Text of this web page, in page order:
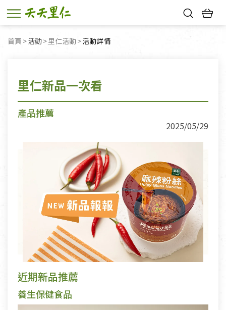
首頁 活動 里仁活動 目前頁面：
活動詳情
里仁新品一次看
產品推薦
2025/05/29
近期新品推薦
養生保健食品